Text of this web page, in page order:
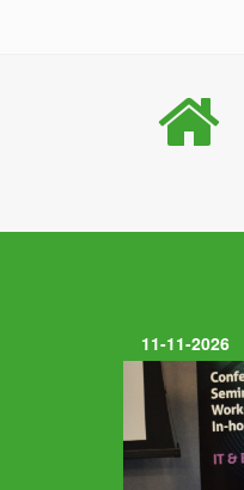
e
b dI
11-11-2026